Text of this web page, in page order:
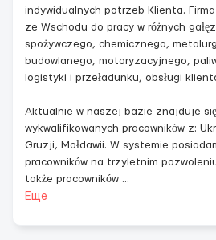
indywidualnych potrzeb Klienta.
ze Wschodu do pracy w różnych
spożywczego, chemicznego,
budowlanego, motoryzacyjnego,
logistyki i przeładunku, obsługi
Aktualnie w naszej bazie znajduje
wykwalifikowanych pracowników z:
Gruzji, Mołdawii. W systemie
pracowników na trzyletnim
także pracowników ...
Еще